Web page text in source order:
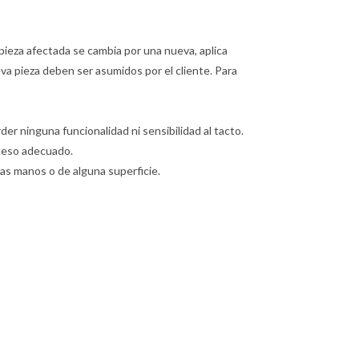
afectada se cambia por una nueva, aplica
pieza deben ser asumidos por el cliente. Para
ninguna funcionalidad ni sensibilidad al tacto.
adecuado.
manos o de alguna superficie.